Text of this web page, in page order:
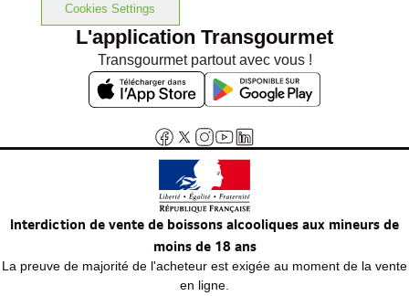
Cookies Settings
L'application Transgourmet
Transgourmet partout avec vous !
Interdiction de vente de boissons alcooliques aux mineurs de
moins de 18 ans
La preuve de majorité de l'acheteur est exigée au moment de la vente
en ligne.